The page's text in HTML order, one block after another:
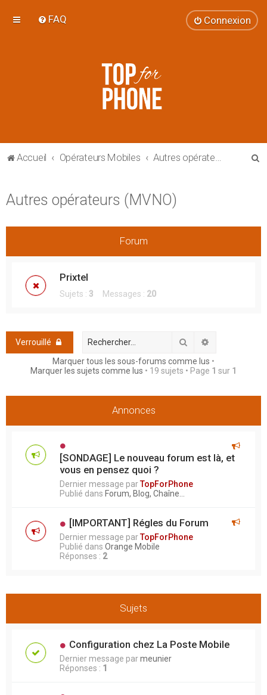
FAQ Connexion
Accueil Opérateurs Mobiles Autres opérateurs (MVNO)
e
c
Autres opérateurs (MVNO)
Forum
Prixtel
Sujets : 3 Messages : 20
Verrouillé Rechercher
Marquer tous les sous-forums comme lus •
Marquer les sujets comme lus • 19 sujets • Page 1 sur 1
Annonces
[SONDAGE] Le nouveau forum est là, et
vous en pensez quoi ?
Dernier message parTopForPhone
Publié dans Forum, Blog, Chaîne...
[IMPORTANT] Régles du Forum
Dernier message parTopForPhone
Publié dans Orange Mobile
Réponses : 2
Sujets
Configuration chez La Poste Mobile
Dernier message parmeunier
Réponses : 1